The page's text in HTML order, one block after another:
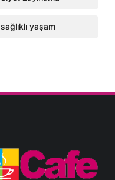
sağlıklı yaşam